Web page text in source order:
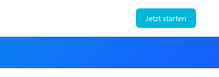
Jetzt starten